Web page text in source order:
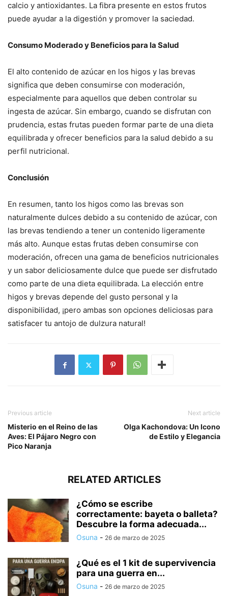
calcio y antioxidantes. La fibra presente en estos frutos
puede ayudar a la digestión y promover la saciedad.
Consumo Moderado y Beneficios para la Salud
El alto contenido de azúcar en los higos y las brevas
significa que deben consumirse con moderación,
especialmente para aquellos que deben controlar su
ingesta de azúcar. Sin embargo, cuando se disfrutan con
prudencia, estas frutas pueden formar parte de una dieta
equilibrada y ofrecer beneficios para la salud debido a su
perfil nutricional.
Conclusión
En resumen, tanto los higos como las brevas son
naturalmente dulces debido a su contenido de azúcar, con
las brevas tendiendo a tener un contenido ligeramente
más alto. Aunque estas frutas deben consumirse con
moderación, ofrecen una gama de beneficios nutricionales
y un sabor deliciosamente dulce que puede ser disfrutado
como parte de una dieta equilibrada. La elección entre
higos y brevas depende del gusto personal y la
disponibilidad, ¡pero ambas son opciones deliciosas para
satisfacer tu antojo de dulzura natural!
Previous article
Misterio en el Reino de las
Aves: El Pájaro Negro con
Pico Naranja
Next article
Olga Kachondova: Un Icono
de Estilo y Elegancia
RELATED ARTICLES
¿Cómo se escribe
correctamente: bayeta o balleta?
Descubre la forma adecuada...
Osuna - 26 de marzo de 2025
¿Qué es el 1 kit de supervivencia
para una guerra en...
Osuna - 26 de marzo de 2025